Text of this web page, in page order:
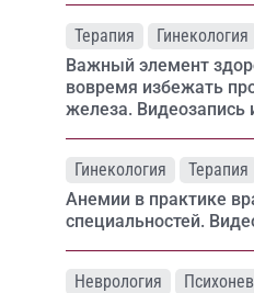
Терапия
Гинекология
Важный элемент
вовремя избежать
железа. Видеозапись
Гинекология
Терапия
Анемии в практике
специальностей.
Неврология